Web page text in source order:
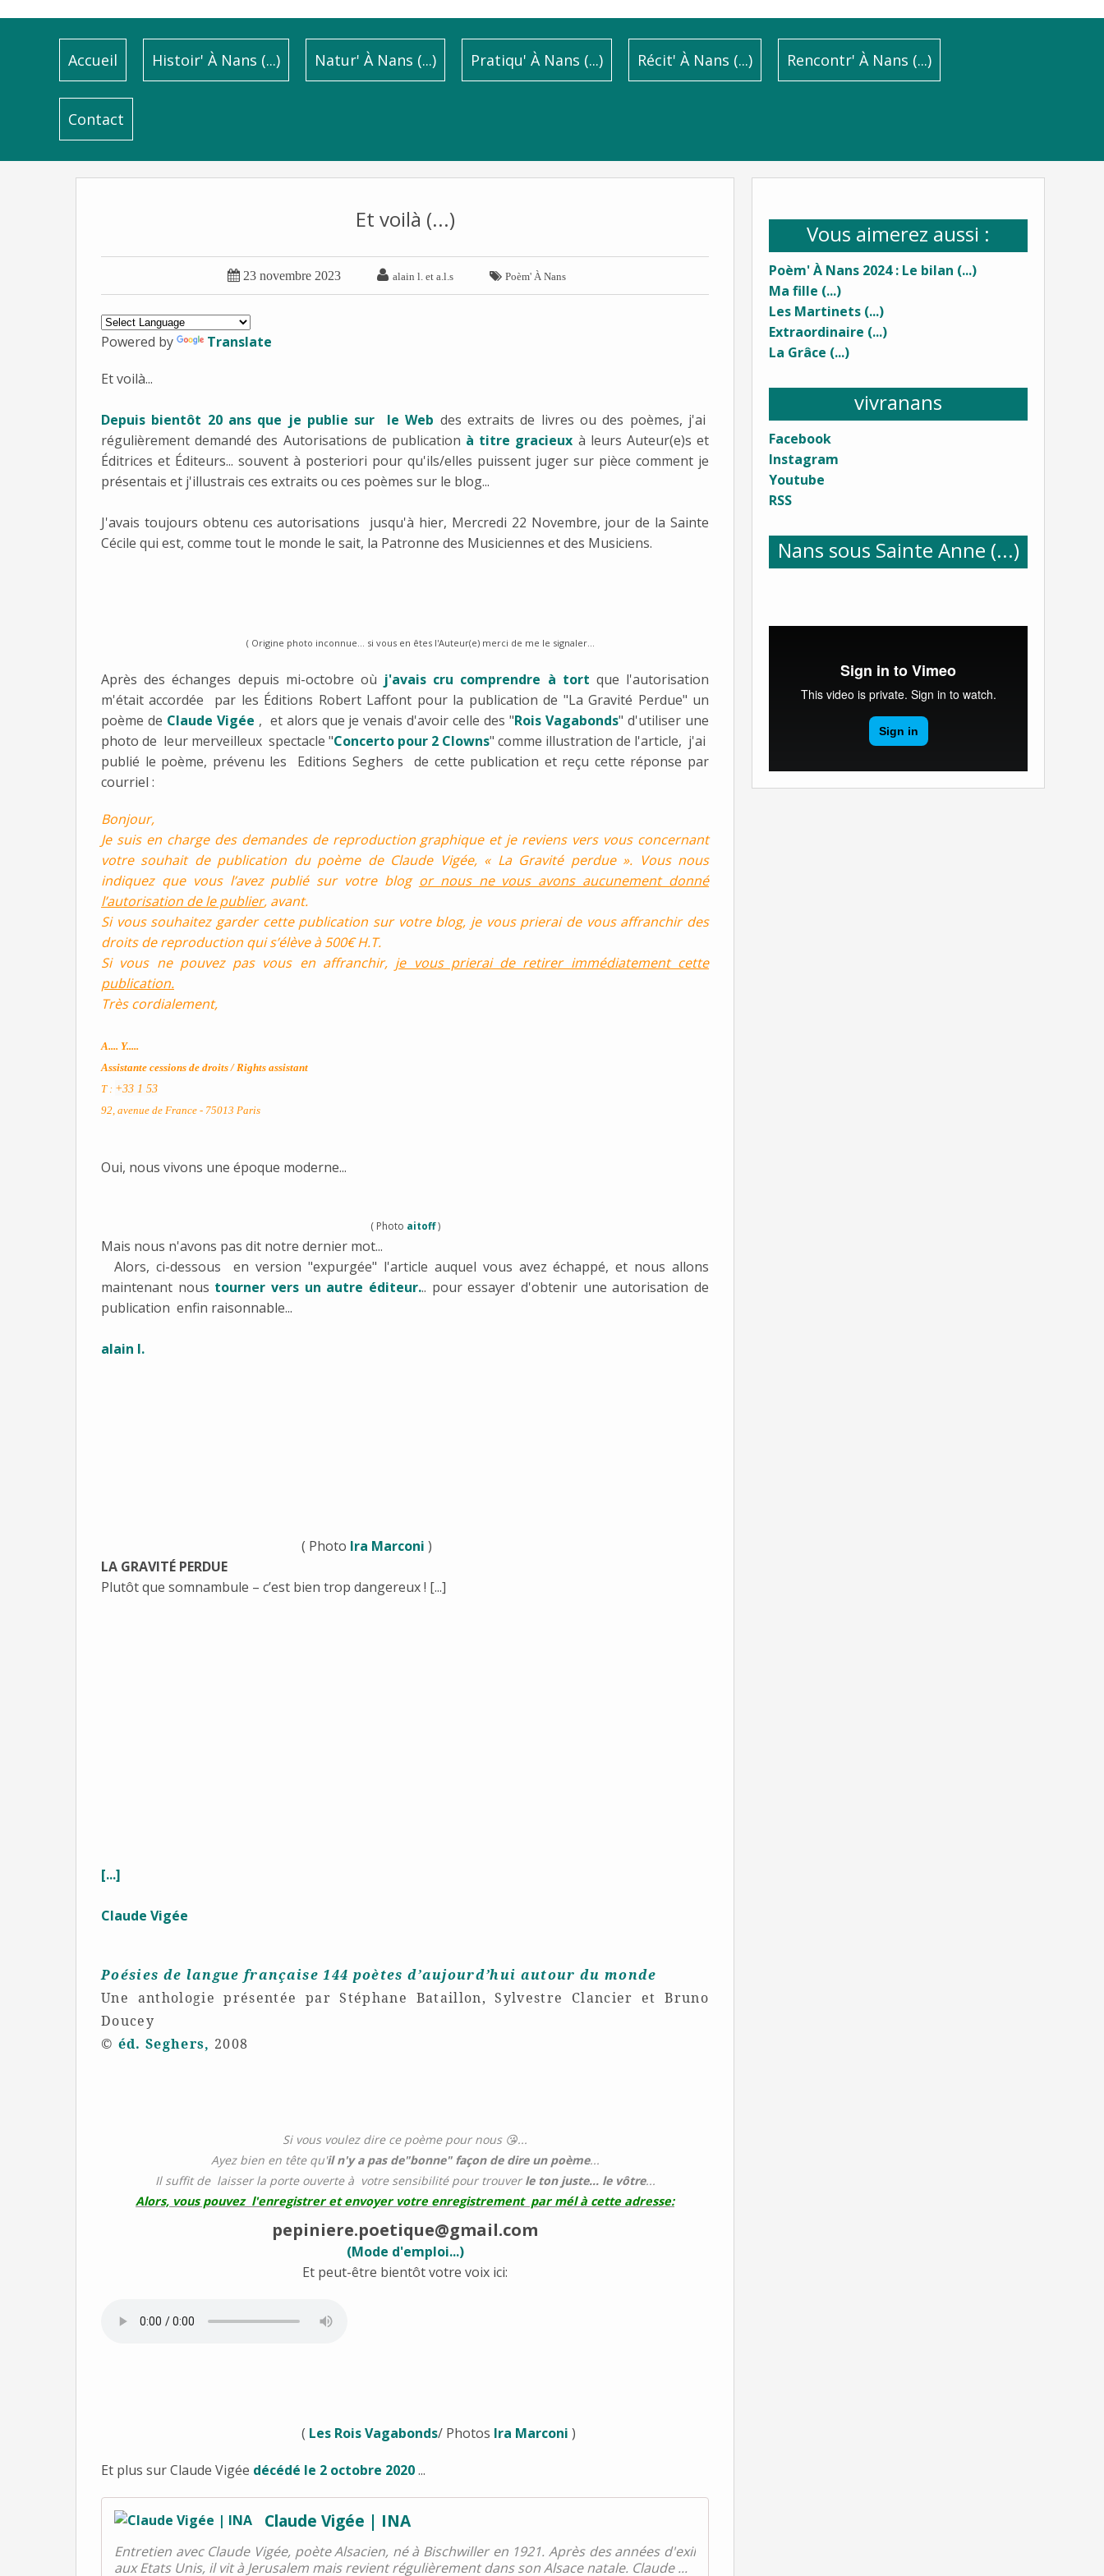
Accueil Histoir' À Nans (...) Natur' À Nans (...) Pratiqu' À Nans (...) Récit' À Nans (...) Rencontr' À Nans (...)
Contact
Vous aimerez aussi :
Poèm' À Nans 2024 : Le bilan (...)
Ma fille (...)
Les Martinets (...)
Extraordinaire (...)
La Grâce (...)
vivranans
Facebook
Instagram
Youtube
RSS
Nans sous Sainte Anne (...)
Et voilà (...)
 23 novembre 2023  alain l. et a.l.s  Poèm' À Nans
Powered by Translate
Et voilà...
Depuis bientôt 20 ans que je publie sur le Web des extraits de livres ou des poèmes, j'ai
régulièrement demandé des Autorisations de publication à titre gracieux à leurs Auteur(e)s et
Éditrices et Éditeurs... souvent à posteriori pour qu'ils/elles puissent juger sur pièce comment je
présentais et j'illustrais ces extraits ou ces poèmes sur le blog...
J'avais toujours obtenu ces autorisations jusqu'à hier, Mercredi 22 Novembre, jour de la Sainte
Cécile qui est, comme tout le monde le sait, la Patronne des Musiciennes et des Musiciens.
( Origine photo inconnue... si vous en êtes l'Auteur(e) merci de me le signaler...
Après des échanges depuis mi-octobre où j'avais cru comprendre à tort que l'autorisation
m'était accordée par les Éditions Robert Laffont pour la publication de "La Gravité Perdue" un
poème de Claude Vigée , et alors que je venais d'avoir celle des "Rois Vagabonds" d'utiliser une
photo de leur merveilleux spectacle "Concerto pour 2 Clowns" comme illustration de l'article, j'ai
publié le poème, prévenu les Editions Seghers de cette publication et reçu cette réponse par
courriel :
Bonjour,
Je suis en charge des demandes de reproduction graphique et je reviens vers vous concernant
votre souhait de publication du poème de Claude Vigée, « La Gravité perdue ». Vous nous
indiquez que vous l’avez publié sur votre blog or nous ne vous avons aucunement donné
l’autorisation de le publier, avant.
Si vous souhaitez garder cette publication sur votre blog, je vous prierai de vous affranchir des
droits de reproduction qui s’élève à 500€ H.T.
Si vous ne pouvez pas vous en affranchir, je vous prierai de retirer immédiatement cette
publication.
Très cordialement,
A.... Y.....
Assistante cessions de droits / Rights assistant
T : +33 1 53
92, avenue de France - 75013 Paris
Oui, nous vivons une époque moderne...
( Photo aitoff)
Mais nous n'avons pas dit notre dernier mot...
Alors, ci-dessous en version "expurgée" l'article auquel vous avez échappé, et nous allons
maintenant nous tourner vers un autre éditeur... pour essayer d'obtenir une autorisation de
publication enfin raisonnable...
alain l.
( Photo Ira Marconi )
LA GRAVITÉ PERDUE
Plutôt que somnambule – c’est bien trop dangereux ! [...]
[...]
Claude Vigée
Poésies de langue française 144 poètes d’aujourd’hui autour du monde
Une anthologie présentée par Stéphane Bataillon, Sylvestre Clancier et Bruno
Doucey
© éd. Seghers, 2008
Si vous voulez dire ce poème pour nous 😘...
Ayez bien en tête qu'il n'y a pas de"bonne" façon de dire un poème...
Il suffit de laisser la porte ouverte à votre sensibilité pour trouver le ton juste... le vôtre...
Alors, vous pouvez l'enregistrer et envoyer votre enregistrement par mél à cette adresse:
pepiniere.poetique@gmail.com
(Mode d'emploi...)
Et peut-être bientôt votre voix ici:
( Les Rois Vagabonds/ Photos Ira Marconi )
Et plus sur Claude Vigée décédé le 2 octobre 2020...
Claude Vigée | INA
Entretien avec Claude Vigée, poète Alsacien, né à Bischwiller en 1921. Après des années d'exil
aux Etats Unis, il vit à Jerusalem mais revient régulièrement dans son Alsace natale. Claude ...